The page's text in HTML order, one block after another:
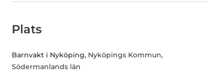
Plats
Barnvakt i Nyköping, Nyköpings Kommun,
Södermanlands län